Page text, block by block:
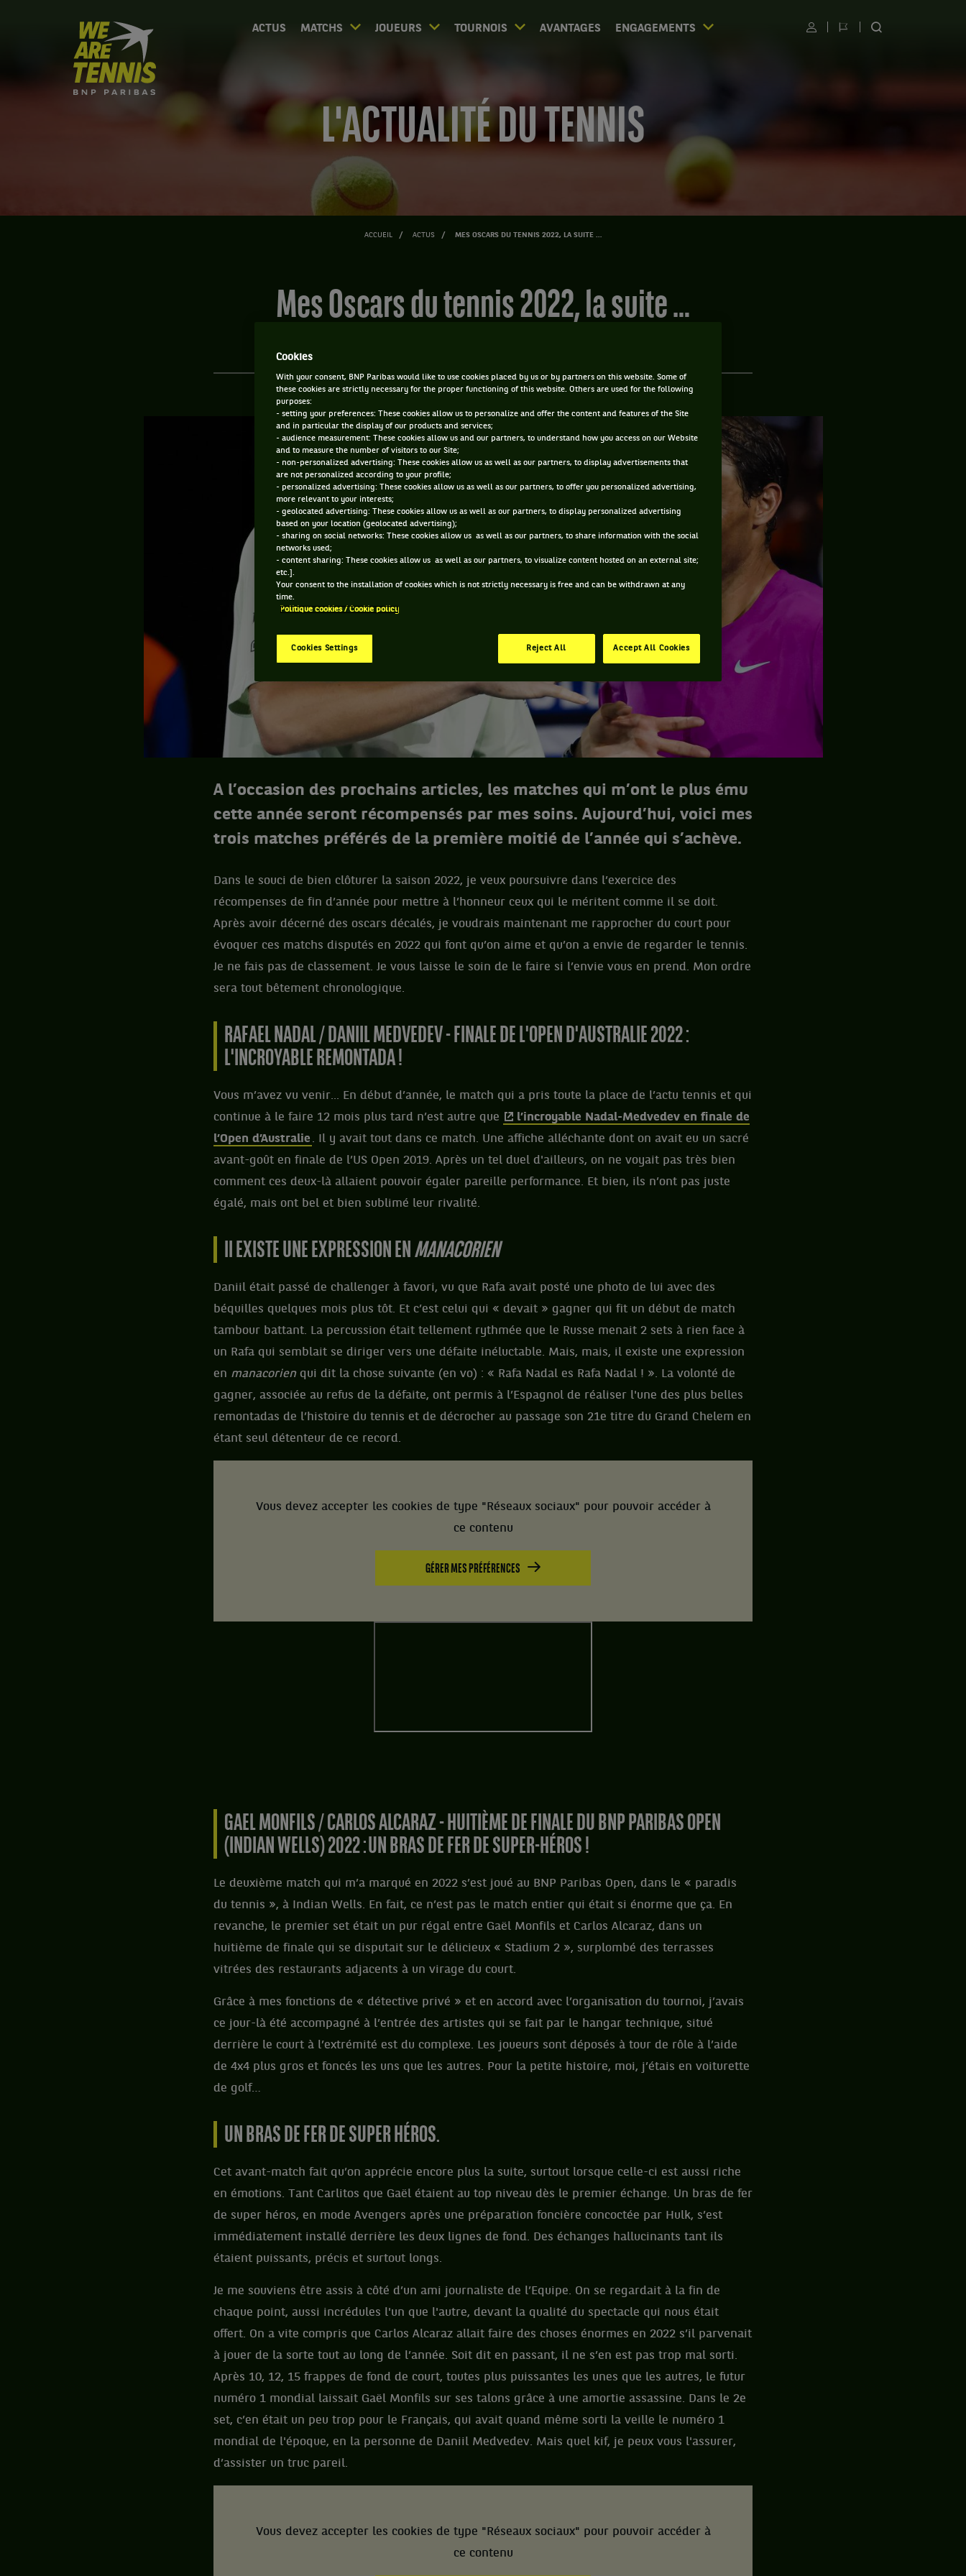
We
are
Tennis
by
BNP
ACTUS MATCHS JOUEURS TOURNOIS AVANTAGES ENGAGEMENTS UtilisateurChangerRECHERCHER
L'ACTUALITÉ DU TENNIS
ACCUEIL ACTUS MES OSCARS DU TENNIS 2022, LA SUITE …
Mes Oscars du tennis 2022, la suite …
A l’occasion des prochains articles, les matches qui m’ont le plus ému
cette année seront récompensés par mes soins. Aujourd’hui, voici mes
trois matches préférés de la première moitié de l’année qui s’achève.
Dans le souci de bien clôturer la saison 2022, je veux poursuivre dans l’exercice des
récompenses de fin d’année pour mettre à l’honneur ceux qui le méritent comme il se doit.
Après avoir décerné des oscars décalés, je voudrais maintenant me rapprocher du court pour
évoquer ces matchs disputés en 2022 qui font qu’on aime et qu’on a envie de regarder le tennis.
Je ne fais pas de classement. Je vous laisse le soin de le faire si l’envie vous en prend. Mon ordre
sera tout bêtement chronologique.
RAFAEL NADAL / DANIIL MEDVEDEV - FINALE DE L'OPEN D'AUSTRALIE 2022 :
L'INCROYABLE REMONTADA !
Vous m’avez vu venir... En début d’année, le match qui a pris toute la place de l’actu tennis et qui
continue à le faire 12 mois plus tard n’est autre que
l’incroyable Nadal-Medvedev en finale de
l’Open d’Australie . Il y avait tout dans ce match. Une affiche alléchante dont on avait eu un sacré
avant-goût en finale de l’US Open 2019. Après un tel duel d'ailleurs, on ne voyait pas très bien
comment ces deux-là allaient pouvoir égaler pareille performance. Et bien, ils n’ont pas juste
égalé, mais ont bel et bien sublimé leur rivalité.
II EXISTE UNE EXPRESSION ENMANACORIEN
Daniil était passé de challenger à favori, vu que Rafa avait posté une photo de lui avec des
béquilles quelques mois plus tôt. Et c’est celui qui « devait » gagner qui fit un début de match
tambour battant. La percussion était tellement rythmée que le Russe menait 2 sets à rien face à
un Rafa qui semblait se diriger vers une défaite inéluctable. Mais, mais, il existe une expression
en manacorienqui dit la chose suivante (en vo) : « Rafa Nadal es Rafa Nadal ! ». La volonté de
gagner, associée au refus de la défaite, ont permis à l’Espagnol de réaliser l'une des plus belles
remontadas de l’histoire du tennis et de décrocher au passage son 21e titre du Grand Chelem en
étant seul détenteur de ce record.
Vous devez accepter les cookies de type "Réseaux sociaux" pour pouvoir accéder à
ce contenu
GÉRER MES PRÉFÉRENCES
GAEL MONFILS / CARLOS ALCARAZ - HUITIÈME DE FINALE DU BNP PARIBAS OPEN
(INDIAN WELLS) 2022 : UN BRAS DE FER DE SUPER-HÉROS !
Le deuxième match qui m’a marqué en 2022 s’est joué au BNP Paribas Open, dans le « paradis
du tennis », à Indian Wells. En fait, ce n’est pas le match entier qui était si énorme que ça. En
revanche, le premier set était un pur régal entre Gaël Monfils et Carlos Alcaraz, dans un
huitième de finale qui se disputait sur le délicieux « Stadium 2 », surplombé des terrasses
vitrées des restaurants adjacents à un virage du court.
Grâce à mes fonctions de « détective privé » et en accord avec l’organisation du tournoi, j’avais
ce jour-là été accompagné à l’entrée des artistes qui se fait par le hangar technique, situé
derrière le court à l’extrémité est du complexe. Les joueurs sont déposés à tour de rôle à l’aide
de 4x4 plus gros et foncés les uns que les autres. Pour la petite histoire, moi, j’étais en voiturette
de golf…
UN BRAS DE FER DE SUPER HÉROS.
Cet avant-match fait qu’on apprécie encore plus la suite, surtout lorsque celle-ci est aussi riche
en émotions. Tant Carlitos que Gaël étaient au top niveau dès le premier échange. Un bras de fer
de super héros, en mode Avengers après une préparation foncière concoctée par Hulk, s’est
immédiatement installé derrière les deux lignes de fond. Des échanges hallucinants tant ils
étaient puissants, précis et surtout longs.
Je me souviens être assis à côté d’un ami journaliste de l’Equipe. On se regardait à la fin de
chaque point, aussi incrédules l'un que l'autre, devant la qualité du spectacle qui nous était
offert. On a vite compris que Carlos Alcaraz allait faire des choses énormes en 2022 s’il parvenait
à jouer de la sorte tout au long de l’année. Soit dit en passant, il ne s’en est pas trop mal sorti.
Après 10, 12, 15 frappes de fond de court, toutes plus puissantes les unes que les autres, le futur
numéro 1 mondial laissait Gaël Monfils sur ses talons grâce à une amortie assassine. Dans le 2e
set, c’en était un peu trop pour le Français, qui avait quand même sorti la veille le numéro 1
mondial de l'époque, en la personne de Daniil Medvedev. Mais quel kif, je peux vous l'assurer,
d’assister un truc pareil.
Vous devez accepter les cookies de type "Réseaux sociaux" pour pouvoir accéder à
ce contenu
Cookies
With your consent, BNP Paribas would like to use cookies placed by us or by partners on this website. Some of
these cookies are strictly necessary for the proper functioning of this website. Others are used for the following
purposes:
- setting your preferences: These cookies allow us to personalize and offer the content and features of the Site
and in particular the display of our products and services;
- audience measurement: These cookies allow us and our partners, to understand how you access on our Website
and to measure the number of visitors to our Site;
- non-personalized advertising: These cookies allow us as well as our partners, to display advertisements that
are not personalized according to your profile;
- personalized advertising: These cookies allow us as well as our partners, to offer you personalized advertising,
more relevant to your interests;
- geolocated advertising: These cookies allow us as well as our partners, to display personalized advertising
based on your location (geolocated advertising);
- sharing on social networks: These cookies allow us as well as our partners, to share information with the social
networks used;
- content sharing: These cookies allow us as well as our partners, to visualize content hosted on an external site;
etc.].
Your consent to the installation of cookies which is not strictly necessary is free and can be withdrawn at any
time.
Politique cookies / Cookie policy
Cookies Settings Reject All Accept All Cookies